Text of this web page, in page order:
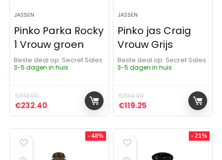
JASSEN
Pinko Parka Rocky
1 Vrouw groen
Beste deal op:
Secret Sales
3-5 dagen in huis
€512.00
Oorspronkelijke prijs was: €512.00.
€232.40Huidige prijs is: €232.40.
JASSEN
Pinko jas Craig
Vrouw Grijs
Beste deal op:
Secret Sales
3-5 dagen in huis
€334.00
Oorspronkelijke prijs
€119.25 Huidige prijs is:
- 48% - 21%